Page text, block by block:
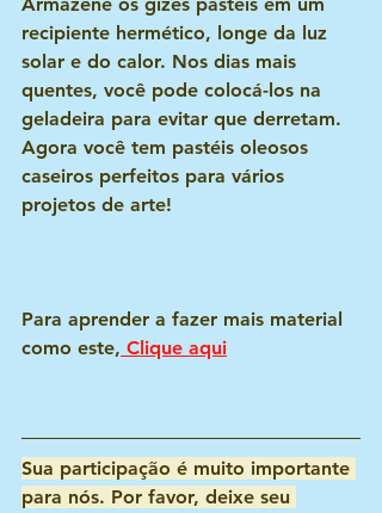
Armazene os gizes pastéis em um
recipiente hermético, longe da luz
solar e do calor. Nos dias mais
quentes, você pode colocá-los na
geladeira para evitar que derretam.
Agora você tem pastéis oleosos
caseiros perfeitos para vários
projetos de arte!
Para aprender a fazer mais material
como este, Clique aqui
Sua participação é muito importante
para nós. Por favor, deixe seu